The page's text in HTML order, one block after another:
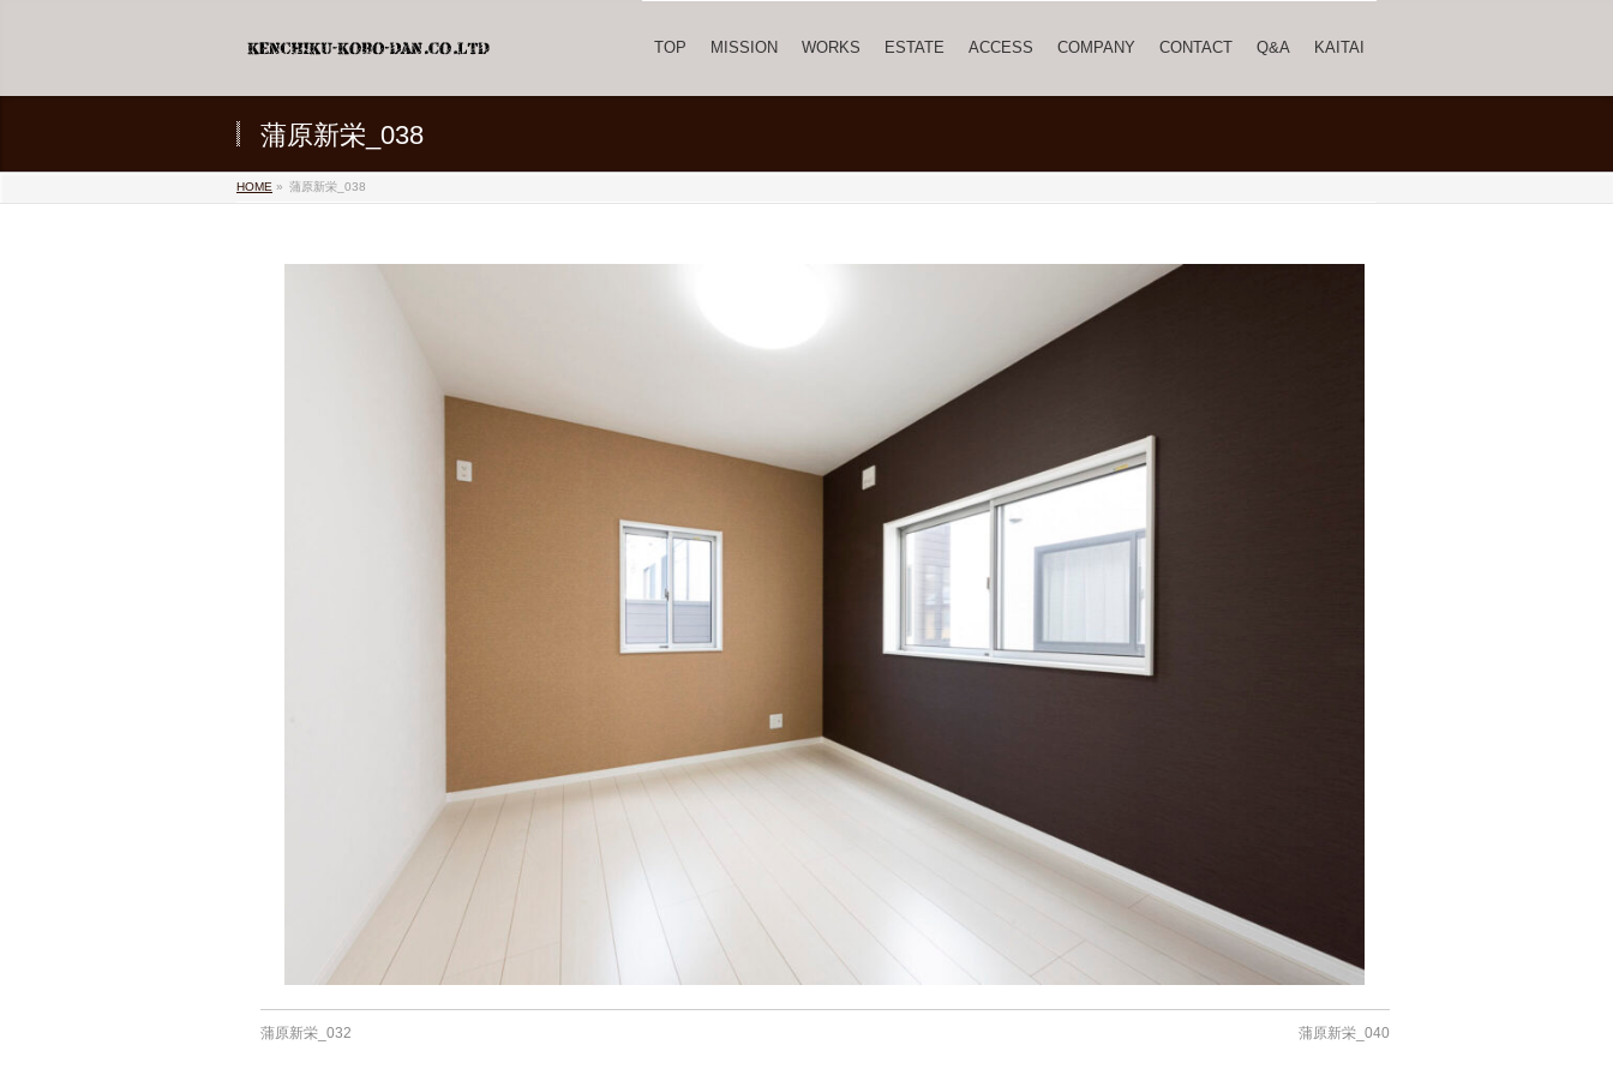
TOP MISSION WORKS ESTATE ACCESS COMPANY CONTACT Q&A KAITAI
蒲原新栄_038
HOME » 蒲原新栄_038
蒲原新栄_032 蒲原新栄_040